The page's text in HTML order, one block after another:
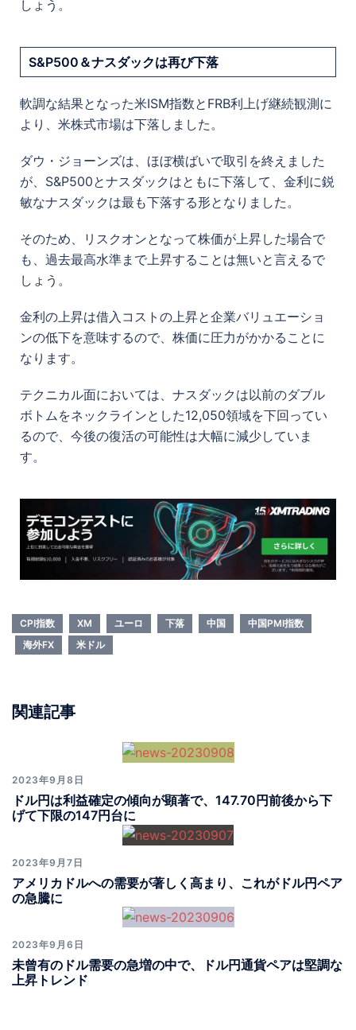
しょう。
S&P500＆ナスダックは再び下落
軟調な結果となった米ISM指数とFRB利上げ継続観測に
より、米株式市場は下落しました。
ダウ・ジョーンズは、ほぼ横ばいで取引を終えました
が、S&P500とナスダックはともに下落して、金利に鋭
敏なナスダックは最も下落する形となりました。
そのため、リスクオンとなって株価が上昇した場合で
も、過去最高水準まで上昇することは無いと言えるで
しょう。
金利の上昇は借入コストの上昇と企業バリュエーショ
ンの低下を意味するので、株価に圧力がかかることに
なります。
テクニカル面においては、ナスダックは以前のダブル
ボトムをネックラインとした12,050領域を下回ってい
るので、今後の復活の可能性は大幅に減少していま
す。
CPI指数 XM ユーロ 下落 中国
中国PMI指数
海外FX
米ドル
関連記事
2023年9月8日
ドル円は利益確定の傾向が顕著で、147.70円前後から下
げて下限の147円台に
2023年9月7日
アメリカドルへの需要が著しく高まり、これがドル円ペア
の急騰に
2023年9月6日
未曾有のドル需要の急増の中で、ドル円通貨ペアは堅調な
上昇トレンド